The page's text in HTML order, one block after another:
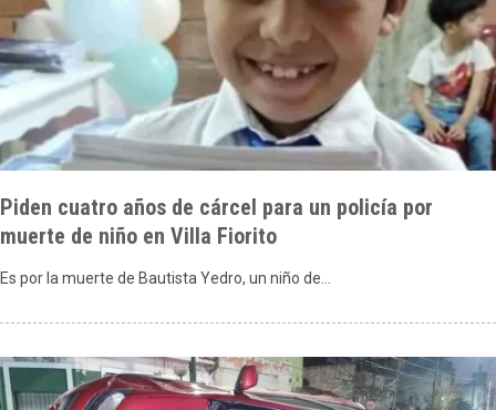
Piden cuatro años de cárcel para un policía por
muerte de niño en Villa Fiorito
Es por la muerte de Bautista Yedro, un niño de…